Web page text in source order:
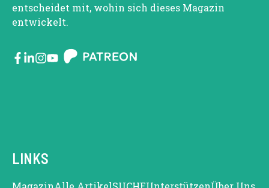
entscheidet mit, wohin sich dieses Magazin
entwickelt.
LINKS